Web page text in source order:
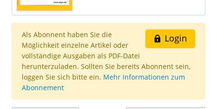
Login
Als Abonnent haben Sie die
Möglichkeit einzelne Artikel oder
vollständige Ausgaben als PDF-Datei
herunterzuladen. Sollten Sie bereits Abonnent sein,
loggen Sie sich bitte ein. Mehr Informationen zum
Abonnement